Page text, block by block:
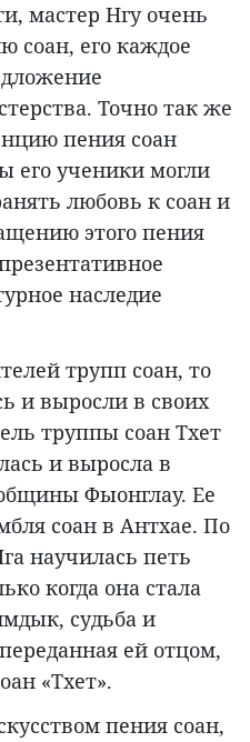
мастер Нгу очень
соан, его каждое
Точно так же
пения соан
его ученики могли
любовь к соан и
этого пения
наследие
трупп соан, то
и выросли в своих
труппы соан Тхет
и выросла в
Фыонглау. Ее
соан в Антхае. По
научилась петь
когда она стала
судьба и
ей отцом,
«Тхет».
пения соан,